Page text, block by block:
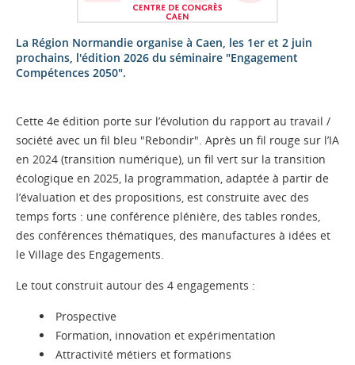
La Région Normandie organise à Caen, les 1er et 2 juin
prochains, l'édition 2026 du séminaire "Engagement
Compétences 2050".
Cette 4e édition porte sur l’évolution du rapport au travail /
société avec un fil bleu "Rebondir". Après un fil rouge sur l’IA
en 2024 (transition numérique), un fil vert sur la transition
écologique en 2025, la programmation, adaptée à partir de
l’évaluation et des propositions, est construite avec des
temps forts : une conférence plénière, des tables rondes,
des conférences thématiques, des manufactures à idées et
le Village des Engagements.
Le tout construit autour des 4 engagements :
Prospective
Formation, innovation et expérimentation
Attractivité métiers et formations